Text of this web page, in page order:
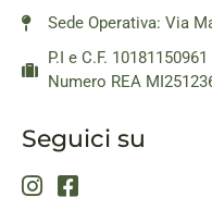
Sede Operativa: Via
P.I e C.F.
Numero REA
Seguici su